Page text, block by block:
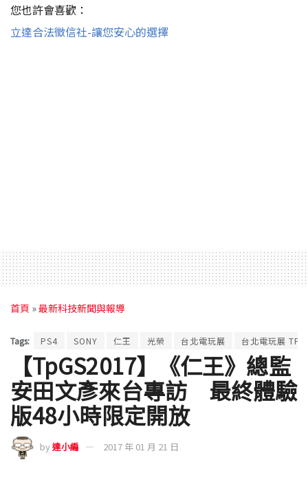
您也許會喜歡：
立達合法徵信社-讓您安心的選擇
首頁 »最新科技新聞與報導
Tags: PS4 SONY 仁王 光榮 台北電玩展 台北電玩展
【TpGS2017】《仁王》總監
安田文彥來台專訪 最終體驗
版48小時限定開放
by達小編 2017 年 01 月 21 日